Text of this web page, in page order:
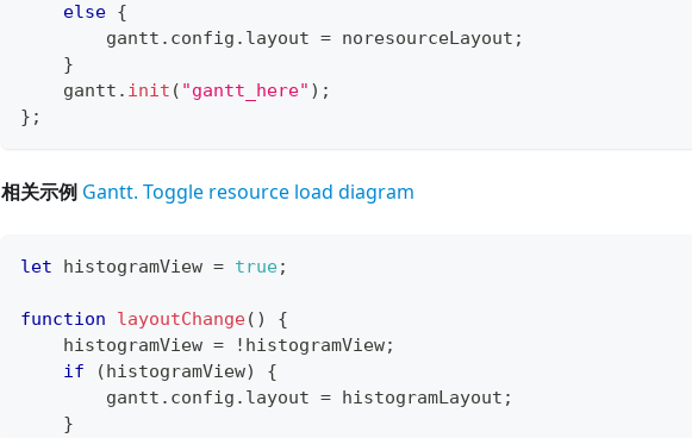
else {
        gantt
. config . layout = noresourceLayout ;
}
    gantt
. init ( "gantt_here" ) ;
} ;
相关示例 Gantt. Toggle resource load diagram
let histogramView = true;
function layoutChange( )
{
    histogramView
= ! histogramView;
if
(histogramView)
{
        gantt
. config . layout = histogramLayout ;
}